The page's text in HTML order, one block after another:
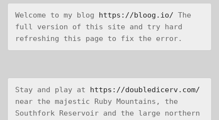
Welcome to my blog https://bloog.io/ The
full version of this site and try hard
refreshing this page to fix the error.
Stay and play at https://doubledicerv.com/
near the majestic Ruby Mountains, the
Southfork Reservoir and the large northern